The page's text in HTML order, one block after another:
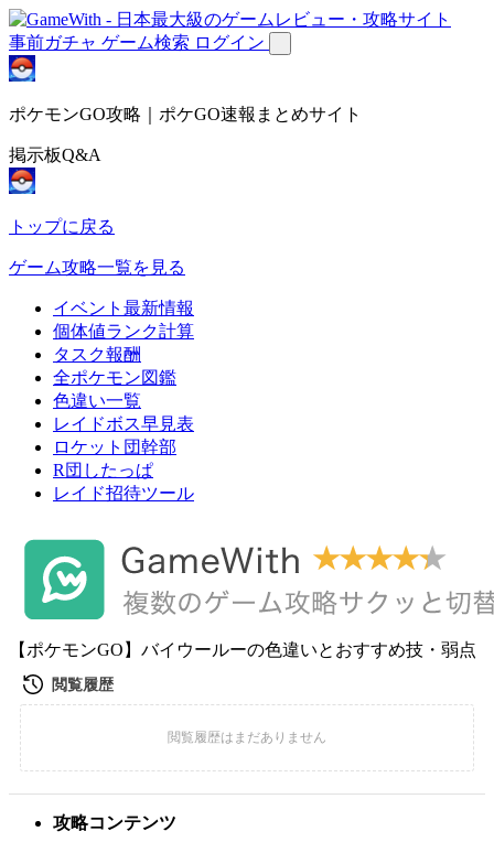
事前ガチャ ゲーム検索 ログイン
ポケモンGO攻略｜ポケGO速報まとめサイト
掲示板Q&A
トップに戻る
ゲーム攻略一覧を見る
イベント最新情報
個体値ランク計算
タスク報酬
全ポケモン図鑑
色違い一覧
レイドボス早見表
ロケット団幹部
R団したっぱ
レイド招待ツール
【ポケモンGO】バイウールーの色違いとおすすめ技・弱点
攻略コンテンツ